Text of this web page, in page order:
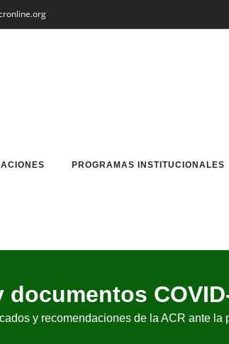
PROGRAMAS INSTITUCIONALES
y recomendaciones de la ACR ante